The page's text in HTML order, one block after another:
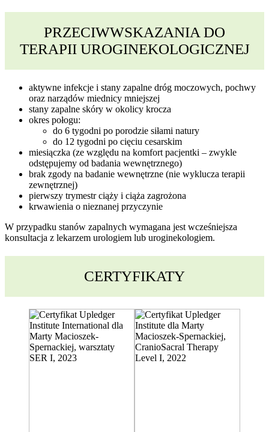
PRZECIWWSKAZANIA DO
TERAPII UROGINEKOLOGICZNEJ
aktywne infekcje i stany zapalne dróg moczowych, pochwy
oraz narządów miednicy mniejszej
stany zapalne skóry w okolicy krocza
okres połogu:
do 6 tygodni po porodzie siłami natury
do 12 tygodni po cięciu cesarskim
miesiączka (ze względu na komfort pacjentki – zwykle
odstępujemy od badania wewnętrznego)
brak zgody na badanie wewnętrzne (nie wyklucza terapii
zewnętrznej)
pierwszy trymestr ciąży i ciąża zagrożona
krwawienia o nieznanej przyczynie
W przypadku stanów zapalnych wymagana jest wcześniejsza
konsultacja z lekarzem urologiem lub uroginekologiem.
CERTYFIKATY